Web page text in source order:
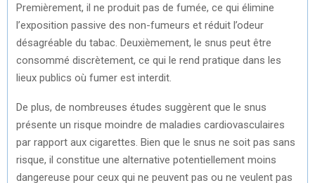
Premièrement, il ne produit pas de fumée, ce qui élimine
l’exposition passive des non-fumeurs et réduit l’odeur
désagréable du tabac. Deuxièmement, le snus peut être
consommé discrètement, ce qui le rend pratique dans les
lieux publics où fumer est interdit.
De plus, de nombreuses études suggèrent que le snus
présente un risque moindre de maladies cardiovasculaires
par rapport aux cigarettes. Bien que le snus ne soit pas sans
risque, il constitue une alternative potentiellement moins
dangereuse pour ceux qui ne peuvent pas ou ne veulent pas